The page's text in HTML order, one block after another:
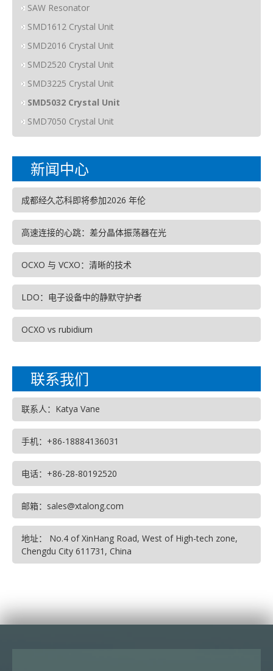
SAW Resonator
SMD1612 Crystal Unit
SMD2016 Crystal Unit
SMD2520 Crystal Unit
SMD3225 Crystal Unit
SMD5032 Crystal Unit
SMD7050 Crystal Unit
新闻中心
成都经久芯科即将参加2026 年伦
高速连接的心跳：差分晶体振荡器在光
OCXO 与 VCXO：清晰的技术
LDO：电子设备中的静默守护者
OCXO vs rubidium
联系我们
联系人：Katya Vane
手机：+86-18884136031
电话：+86-28-80192520
邮箱：sales@xtalong.com
地址： No.4 of XinHang Road, West of High-tech zone,
Chengdu City 611731, China